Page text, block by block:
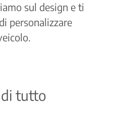
sul design e ti
personalizzare
di tutto